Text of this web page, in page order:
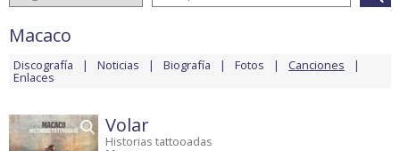
Macaco
Discografía Noticias Biografía Fotos Canciones
Enlaces
Volar
Historias tattooadas